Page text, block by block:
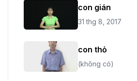
con gián
31 thg 8, 2017
con thỏ
(không có)